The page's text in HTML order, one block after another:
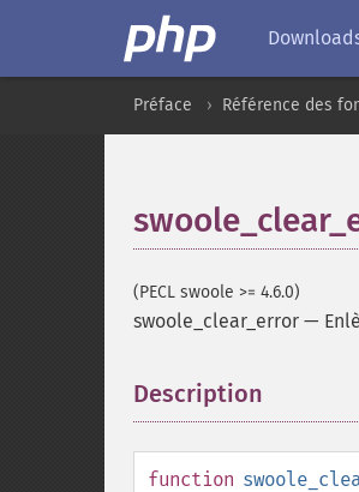
Préface Référence des
(PECL swoole >= 4.6.0)
swoole_clear_error —
Description
function